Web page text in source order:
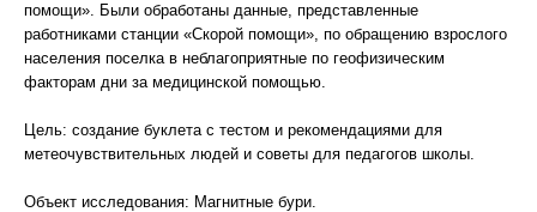
помощи». Были обработаны данные, представленные
работниками станции «Скорой помощи», по обращению взрослого
населения поселка в неблагоприятные по геофизическим
факторам дни за медицинской помощью.
Цель: создание буклета с тестом и рекомендациями для
метеочувствительных людей и советы для педагогов школы.
Объект исследования: Магнитные бури.